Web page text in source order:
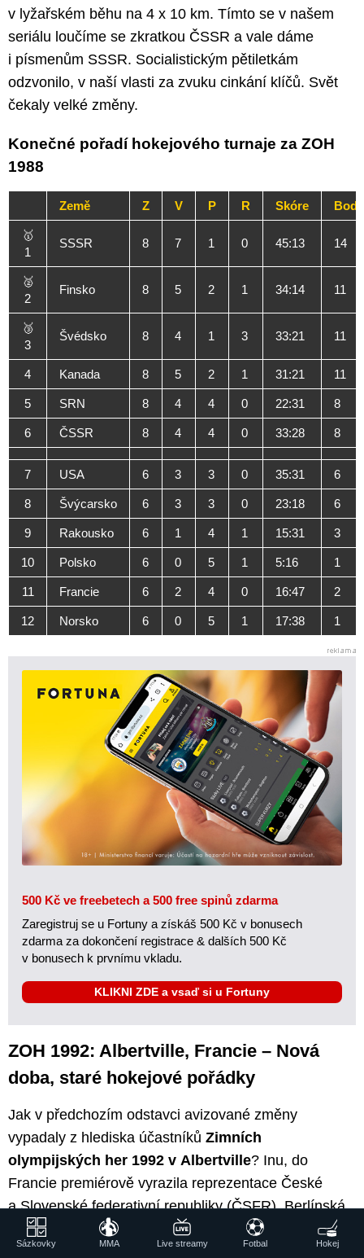
v lyžařském běhu na 4 x 10 km. Tímto se v našem
seriálu loučíme se zkratkou ČSSR a vale dáme
i písmenům SSSR. Socialistickým pětiletkám
odzvonilo, v naší vlasti za zvuku cinkání klíčů. Svět
čekaly velké změny.
Konečné pořadí hokejového turnaje za ZOH
1988
Země Z V P R Skóre Body
🥇
1
SSSR 8 7 1 0 45:13 14
🥈
2
Finsko 8 5 2 1 34:14 11
🥉
3
Švédsko 8 4 1 3 33:21 11
4 Kanada 8 5 2 1 31:21 11
5 SRN 8 4 4 0 22:31 8
6 ČSSR 8 4 4 0 33:28 8
7 USA 6 3 3 0 35:31 6
8 Švýcarsko 6 3 3 0 23:18 6
9 Rakousko 6 1 4 1 15:31 3
10 Polsko 6 0 5 1 5:16 1
11 Francie 6 2 4 0 16:47 2
12 Norsko 6 0 5 1 17:38 1
500 Kč ve freebetech a 500 free spinů zdarma
Zaregistruj se u Fortuny a získáš 500 Kč v bonusech
zdarma za dokončení registrace & dalších 500 Kč
v bonusech k prvnímu vkladu.
KLIKNI ZDE a vsaď si u Fortuny
ZOH 1992: Albertville, Francie – Nová
doba, staré hokejové pořádky
Jak v předchozím odstavci avizované změny
vypadaly z hlediska účastníků Zimních
olympijských her 1992 v Albertville? Inu, do
Francie premiérově vyrazila reprezentace České
a Slovenské federativní republiky (ČSFR). Berlínská
zeď padla a na hry se tak vrátilo sjednocené
Německo. A Sovětský svaz se v prosinci 1991
Sázkovky MMA Live streamy Fotbal Hokej